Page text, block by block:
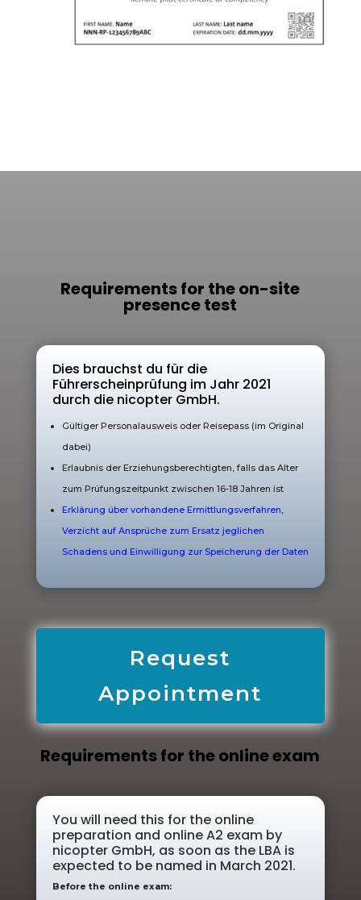
Requirements for the on-site
presence test
Dies brauchst du für die
Führerscheinprüfung im Jahr 2021
durch die nicopter GmbH.
Gültiger Personalausweis oder Reisepass (im Original
dabei)
Erlaubnis der Erziehungsberechtigten, falls das Alter
zum Prüfungszeitpunkt zwischen 16-18 Jahren ist
Erklärung über vorhandene Ermittlungsverfahren,
Verzicht auf Ansprüche zum Ersatz jeglichen
Schadens und Einwilligung zur Speicherung der Daten
Request
Appointment
Requirements for the online exam
You will need this for the online
preparation and online A2 exam by
nicopter GmbH, as soon as the LBA is
expected to be named in March 2021.
Before the online exam: